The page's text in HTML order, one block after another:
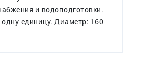
и водоподготовки.
одну единицу. Диаметр: 160